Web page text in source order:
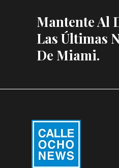
Mantente Al
Las Últimas
De Miami.